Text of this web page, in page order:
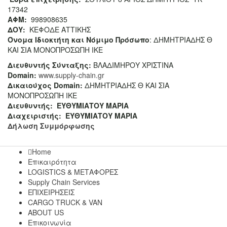
17342
ΑΦΜ: 998908635
ΔΟΥ: ΚΕΦΟΔΕ ΑΤΤΙΚΗΣ
Όνομα Ιδιοκτήτη και Νόμιμο Πρόσωπο: ΔΗΜΗΤΡΙΑΔΗΣ Θ
ΚΑΙ ΣΙΑ ΜΟΝΟΠΡΟΣΩΠΗ ΙΚΕ
Διευθυντής Σύνταξης: ΒΛΑΔΙΜΗΡΟΥ ΧΡΙΣΤΙΝΑ
Domain: www.supply-chain.gr
Δικαιούχος Domain: ΔΗΜΗΤΡΙΑΔΗΣ Θ ΚΑΙ ΣΙΑ
ΜΟΝΟΠΡΟΣΩΠΗ ΙΚΕ
Διευθυντής: ΕΥΘΥΜΙΑΤΟΥ ΜΑΡΙΑ
Διαχειριστής: ΕΥΘΥΜΙΑΤΟΥ ΜΑΡΙΑ
Δήλωση Συμμόρφωσης
Home
Επικαιρότητα
LOGISTICS & ΜΕΤΑΦΟΡΕΣ
Supply Chain Services
ΕΠΙΧΕΙΡΗΣΕΙΣ
CARGO TRUCK & VAN
ABOUT US
Επικοινωνία